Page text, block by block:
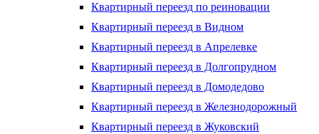
Квартирный переезд по реиновации
Квартирный переезд в Видном
Квартирный переезд в Апрелевке
Квартирный переезд в Долгопрудном
Квартирный переезд в Домодедово
Квартирный переезд в Железнодорожный
Квартирный переезд в Жуковский